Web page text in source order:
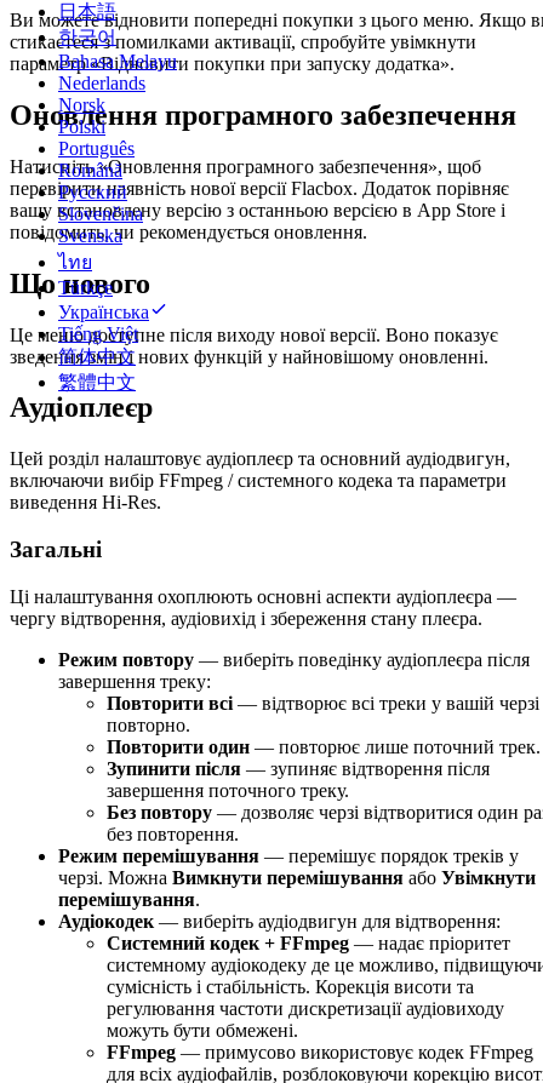
日本語
한국어
Bahasa Melayu
Nederlands
Norsk
Polski
Português
Română
Русский
Slovenčina
Svenska
ไทย
Türkçe
Українська
Tiếng Việt
简体中文
繁體中文
Ви можете відновити попередні покупки з цього меню. Якщо
стикаєтеся з помилками активації, спробуйте увімкнути
параметр «Відновити покупки при запуску додатка».
Оновлення програмного забезпечення
Натисніть «Оновлення програмного забезпечення», щоб
перевірити наявність нової версії Flacbox. Додаток порівняє
вашу встановлену версію з останньою версією в App Store і
повідомить, чи рекомендується оновлення.
Що нового
Це меню доступне після виходу нової версії. Воно показує
зведення змін і нових функцій у найновішому оновленні.
Аудіоплеєр
Цей розділ налаштовує аудіоплеєр та основний аудіодвигун,
включаючи вибір FFmpeg / системного кодека та параметри
виведення Hi-Res.
Загальні
Ці налаштування охоплюють основні аспекти аудіоплеєра —
чергу відтворення, аудіовихід і збереження стану плеєра.
Режим повтору — виберіть поведінку аудіоплеєра після
завершення треку:
Повторити всі — відтворює всі треки у вашій черзі
повторно.
Повторити один — повторює лише поточний трек.
Зупинити після — зупиняє відтворення після
завершення поточного треку.
Без повтору — дозволяє черзі відтворитися один
без повторення.
Режим перемішування — перемішує порядок треків у
черзі. Можна Вимкнути перемішування або Увімкнути
перемішування.
Аудіокодек — виберіть аудіодвигун для відтворення:
Системний кодек + FFmpeg — надає пріоритет
системному аудіокодеку де це можливо,
сумісність і стабільність. Корекція висоти та
регулювання частоти дискретизації аудіовиходу
можуть бути обмежені.
FFmpeg — примусово використовує кодек FFmpeg
для всіх аудіофайлів, розблоковуючи корекцію